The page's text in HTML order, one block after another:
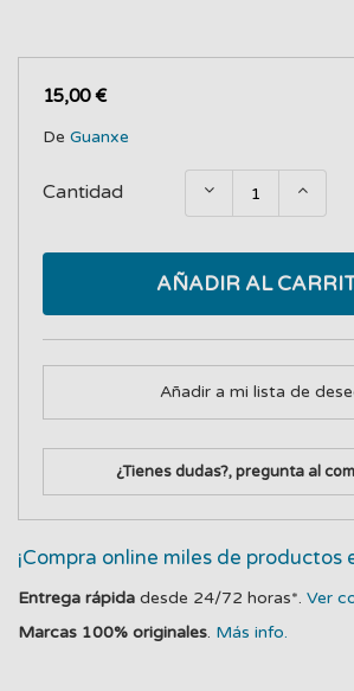
15,00 €
De Guanxe
Cantidad
AÑADIR AL
Añadir a mi lista de
¿Tienes dudas?, pregunta al
¡Compra online miles de productos
Entrega rápida desde 24/72 horas*. Ver
Marcas 100% originales. Más info.